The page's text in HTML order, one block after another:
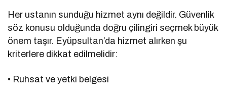
Her ustanın sunduğu hizmet aynı değildir. Güvenlik
söz konusu olduğunda doğru çilingiri seçmek büyük
önem taşır. Eyüpsultan’da hizmet alırken şu
kriterlere dikkat edilmelidir:
• Ruhsat ve yetki belgesi